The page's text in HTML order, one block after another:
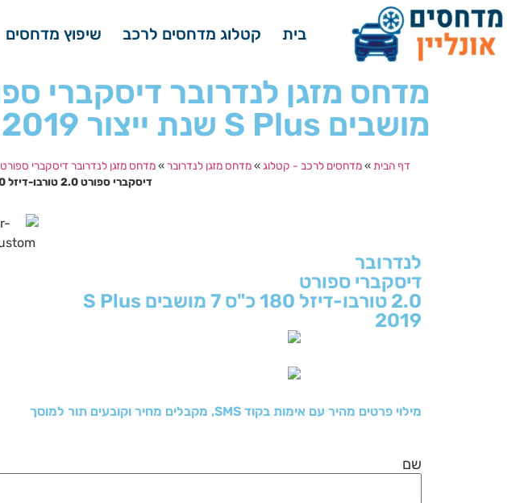
בית קטלוג מדחסים לרכב שיפוץ מדחסים
מושבים S Plus שנת ייצור 2019
דף הבית »מדחסים לרכב - קטלוג »מדחס מזגן לנדרובר»מדחס מזגן לנדרובר דיסקברי ספורט
דיסקברי ספורט 2.0 טורבו-דיזל 180 כ”ס 7 מושבים S Plus שנת ייצור 2019
לנדרובר
דיסקברי ספורט
2.0 טורבו-דיזל 180 כ"ס 7 מושבים S Plus
2019
מילוי פרטים מהיר עם אימות בקוד SMS, מקבלים מחיר וקובעים תור למוסך
שם